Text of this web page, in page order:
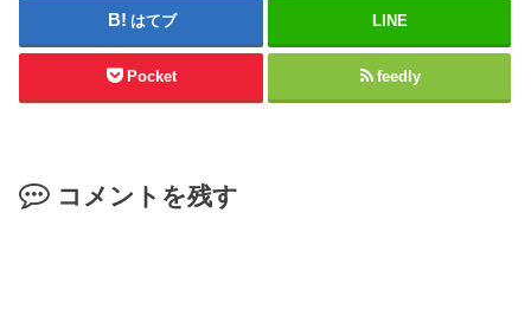
はてブ LINE
Pocket feedly
コメントを残す